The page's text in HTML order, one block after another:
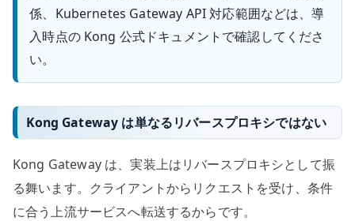
係、Kubernetes Gateway API 対応範囲などは、導
入時点の Kong 公式ドキュメントで確認してくださ
い。
Kong Gateway は単なるリバースプロキシではない
Kong Gateway は、実装上はリバースプロキシとして振
る舞います。クライアントからリクエストを受け、条件
に合う上流サービスへ転送するからです。